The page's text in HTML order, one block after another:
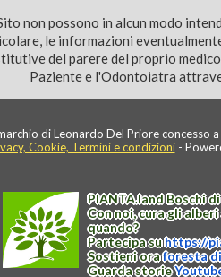
non possono in alcun modo
le informazioni
del parere del proprio
Paziente e l'Odontoiatra
di Leonardo Del Priore concesso
Cookie, Termini e condizioni-
PIANTA.landBoschi
Con noi, cura gli
quando?
Partecipa suhttps://
Sostieni oraforesta
Guarda storie